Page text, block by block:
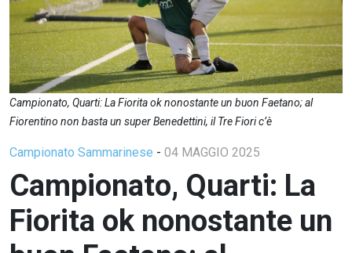
Campionato, Quarti: La Fiorita ok nonostante un buon Faetano; al
Fiorentino non basta un super Benedettini, il Tre Fiori c’è
Campionato Sammarinese - 04 MAGGIO 2025
Campionato, Quarti: La
Fiorita ok nonostante un